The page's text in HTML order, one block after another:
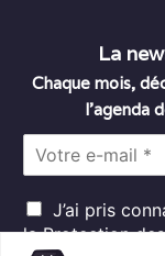
La
Chaque mois,
l’agenda
l
R
G
D
J’ai pris
la Protection